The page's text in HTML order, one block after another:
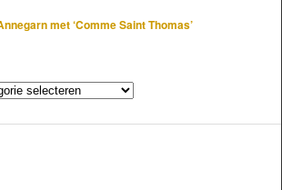
met ‘Comme Saint Thomas’